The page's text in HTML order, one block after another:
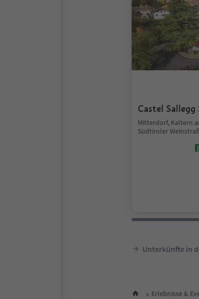
Castel Sallegg
Mitterdorf, Kaltern
Südtiroler
Unterkünfte in
Erlebnisse &